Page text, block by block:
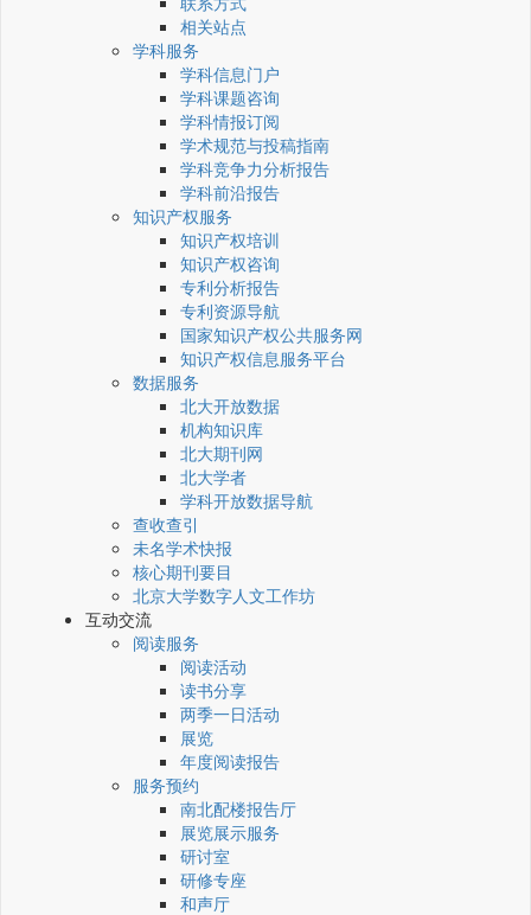
相关站点
学科服务
学科信息门户
学科课题咨询
学科情报订阅
学术规范与投稿指南
学科竞争力分析报告
学科前沿报告
知识产权服务
知识产权培训
知识产权咨询
专利分析报告
专利资源导航
国家知识产权公共服务网
知识产权信息服务平台
数据服务
北大开放数据
机构知识库
北大期刊网
北大学者
学科开放数据导航
查收查引
未名学术快报
核心期刊要目
北京大学数字人文工作坊
互动交流
阅读服务
阅读活动
读书分享
两季一日活动
展览
年度阅读报告
服务预约
南北配楼报告厅
展览展示服务
研讨室
研修专座
和声厅